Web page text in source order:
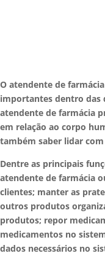
O atendente de
importantes dentro das
atendente de farmácia
em relação ao corpo
também saber lidar
Dentre as principais
atendente de farmácia
clientes; manter as
outros produtos
produtos; repor
medicamentos no
dados necessários no